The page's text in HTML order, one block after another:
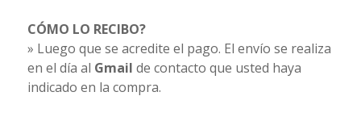
CÓMO LO RECIBO?
» Luego que se acredite el pago. El envío se realiza
en el día al Gmail de contacto que usted haya
indicado en la compra.